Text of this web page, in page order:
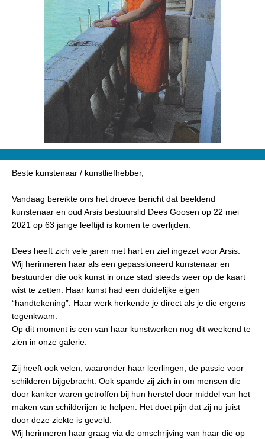
Beste kunstenaar / kunstliefhebber,
Vandaag bereikte ons het droeve bericht dat beeldend
kunstenaar en oud Arsis bestuurslid Dees Goosen op 22 mei
2021 op 63 jarige leeftijd is komen te overlijden.
Dees heeft zich vele jaren met hart en ziel ingezet voor Arsis.
Wij herinneren haar als een gepassioneerd kunstenaar en
bestuurder die ook kunst in onze stad steeds weer op de kaart
wist te zetten. Haar kunst had een duidelijke eigen
“handtekening”. Haar werk herkende je direct als je die ergens
tegenkwam.
Op dit moment is een van haar kunstwerken nog dit weekend te
zien in onze galerie.
Zij heeft ook velen, waaronder haar leerlingen, de passie voor
schilderen bijgebracht. Ook spande zij zich in om mensen die
door kanker waren getroffen bij hun herstel door middel van het
maken van schilderijen te helpen. Het doet pijn dat zij nu juist
door deze ziekte is geveld.
Wij herinneren haar graag via de omschrijving van haar die op